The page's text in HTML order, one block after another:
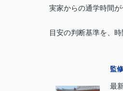
実家からの通学時間
目安の判断基準を、
監
最